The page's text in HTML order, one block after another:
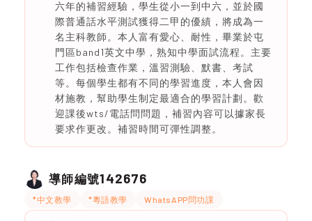
六年的補習經驗，學生從小一到中六，並於國
際普通話水平測試獲得二甲的優績，將成為一
名主科教師。本人富有愛心、耐性，畢業於屯
門區band1英文中學，熟知中學面試流程。主要
工作包括檢查作業，溫習測驗、默書、考試
等。每個學生都有不同的學習進度，本人會因
材施教，幫助學生制定最適合的學習計劃。歡
迎課後wts/電話問問題，補習內容可以據家長
要求作更改。補習時間可彈性調整。
導師編號142676
*中文教學 *粵語教學 WhatsAPP問功課